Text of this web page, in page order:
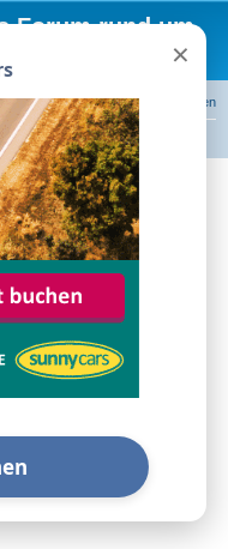
Forum rund um
Anmelden
Registrieren
Mietwagen Broker/Preisvergleiche Sunny Cars
Erfahrungen?
×